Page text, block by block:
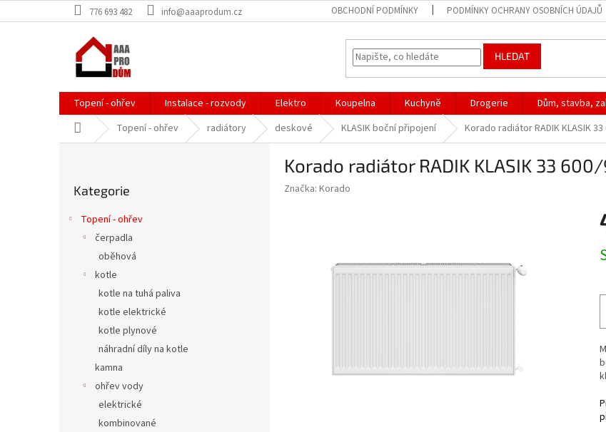
na
776 693 482 info@aaaprodum.cz OBCHODNÍ PODMÍNKY PODMÍNKY OCHRANY OSOBNÍCH ÚDAJŮ
HLEDAT
Topení - ohřev Instalace - rozvody Elektro Koupelna Kuchyně Drogerie Dům, stavba,
Domů Topení - ohřev radiátory deskové KLASIK boční připojení Korado radiátor RADIK KLASIK
kategorie
Kategorie
Topení - ohřev
čerpadla
oběhová
kotle
kotle na tuhá paliva
kotle elektrické
kotle plynové
náhradní díly na kotle
kamna
ohřev vody
elektrické
kombinované
Korado radiátor RADIK KLASIK 33
Značka: Korado